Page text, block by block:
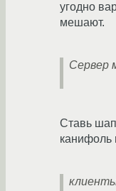
угодно
мешают.
Сервер
Ставь
канифоль